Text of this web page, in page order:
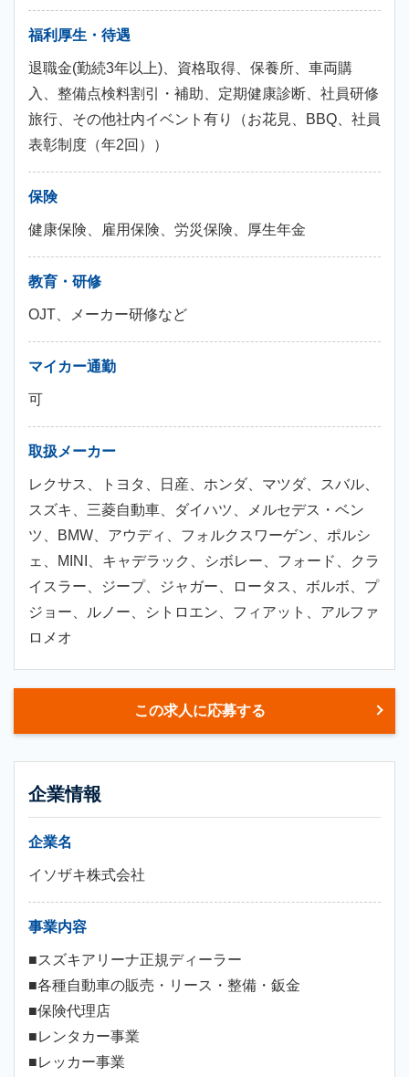
福利厚生・待遇
退職金(勤続3年以上)、資格取得、保養所、車両購
入、整備点検料割引・補助、定期健康診断、社員研修
旅行、その他社内イベント有り（お花見、BBQ、社員
表彰制度（年2回））
保険
健康保険、雇用保険、労災保険、厚生年金
教育・研修
OJT、メーカー研修など
マイカー通勤
可
取扱メーカー
レクサス、トヨタ、日産、ホンダ、マツダ、スバル、
スズキ、三菱自動車、ダイハツ、メルセデス・ベン
ツ、BMW、アウディ、フォルクスワーゲン、ポルシ
ェ、MINI、キャデラック、シボレー、フォード、クラ
イスラー、ジープ、ジャガー、ロータス、ボルボ、プ
ジョー、ルノー、シトロエン、フィアット、アルファ
ロメオ
この求人に応募する
企業情報
企業名
イソザキ株式会社
事業内容
■スズキアリーナ正規ディーラー
■各種自動車の販売・リース・整備・鈑金
■保険代理店
■レンタカー事業
■レッカー事業